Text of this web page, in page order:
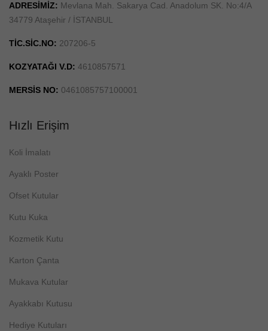
ADRESİMİZ: Mevlana Mah. Sakarya Cad. Anadolum SK. No:4/A
34779 Ataşehir / İSTANBUL
TİC.SİC.NO: 207206-5
KOZYATAĞI V.D: 4610857571
MERSİS NO: 0461085757100001
Hızlı Erişim
Koli İmalatı
Ayaklı Poster
Ofset Kutular
Kutu Kuka
Kozmetik Kutu
Karton Çanta
Mukava Kutular
Ayakkabı Kutusu
Hediye Kutuları